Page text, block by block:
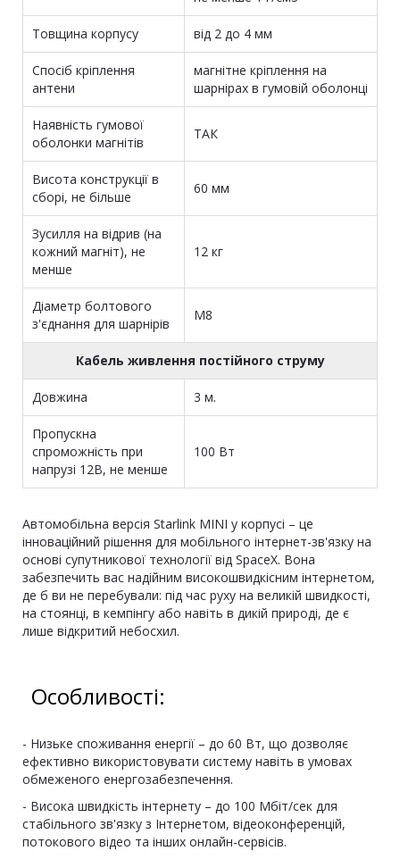
Товщина корпусу від 2 до 4 мм
Спосіб кріплення
антени
магнітне кріплення на
шарнірах в гумовій оболонці
Наявність гумової
оболонки магнітів
ТАК
Висота конструкції в
сборі, не більше
60 мм
Зусилля на відрив (на
кожний магніт), не
менше
12 кг
Діаметр болтового
з'єднання для шарнірів
М8
Кабель живлення постійного струму
Довжина 3 м.
Пропускна
спроможність при
напрузі 12В, не менше
100 Вт
Автомобільна версія Starlink MINI у корпусі – це
інноваційний рішення для мобільного інтернет-зв'язку на
основі супутникової технології від SpaceX. Вона
забезпечить вас надійним високошвидкісним інтернетом,
де б ви не перебували: під час руху на великій швидкості,
на стоянці, в кемпінгу або навіть в дикій природі, де є
лише відкритий небосхил.
Особливості:
- Низьке споживання енергії – до 60 Вт, що дозволяє
ефективно використовувати систему навіть в умовах
обмеженого енергозабезпечення.
- Висока швидкість інтернету – до 100 Мбіт/сек для
стабільного зв'язку з Інтернетом, відеоконференцій,
потокового відео та інших онлайн-сервісів.